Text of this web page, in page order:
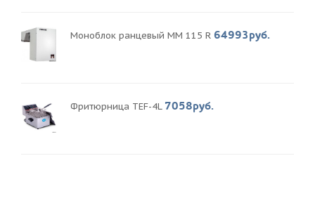
Моноблок ранцевый MM 115 R 64993руб.
Фритюрница TEF-4L 7058руб.